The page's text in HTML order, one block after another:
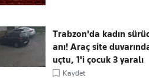
Trabzon'da kadın
anı! Araç site
uçtu, 1'i çocuk 3 yaralı
Kaydet